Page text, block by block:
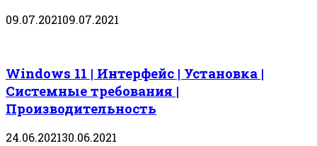
09.07.202109.07.2021
Windows 11 | Интерфейс | Установка |
Системные требования |
Производительность
24.06.202130.06.2021